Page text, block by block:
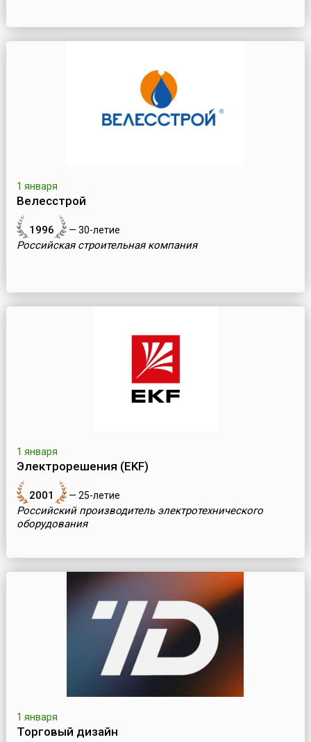
1 января
Велесстрой
1996 — 30-летие
Российская строительная компания
1 января
Электрорешения (EKF)
2001 — 25-летие
Российский производитель электротехнического
оборудования
1 января
Торговый дизайн